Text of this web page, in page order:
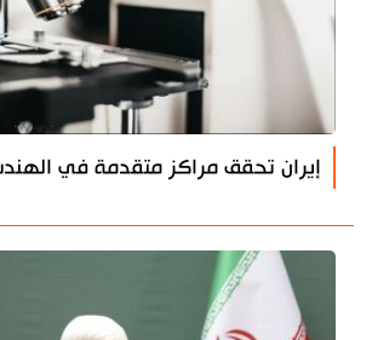
إيران تحقق مراكز متقدمة في